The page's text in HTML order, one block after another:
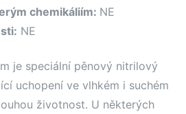
chemikáliím: NE
NE
je speciální pěnový nitrilový
uchopení ve vlhkém i suchém
životnost. U některých